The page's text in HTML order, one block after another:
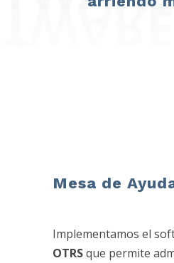
Mesa de
Implementamos el
OTRSque permite